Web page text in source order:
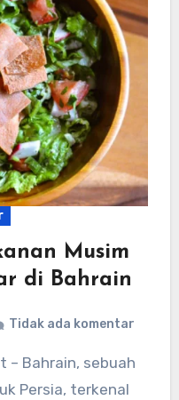
Musim
di Bahrain
Tidak ada komentar
Persia, terkenal